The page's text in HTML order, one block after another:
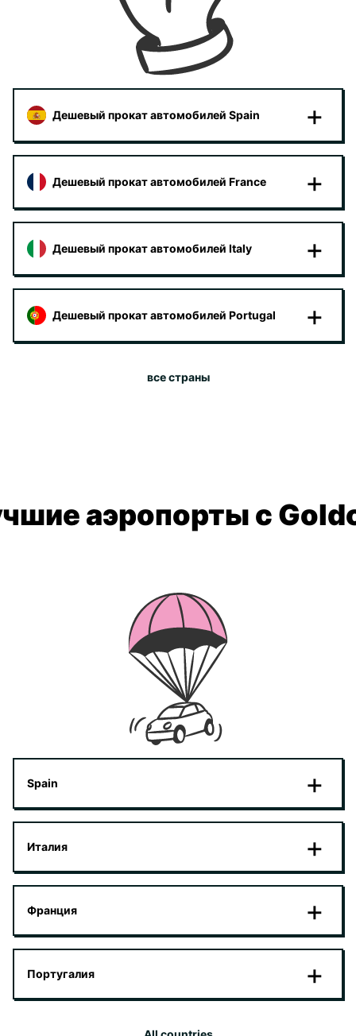
Дешевый прокат автомобилей Spain
Дешевый прокат автомобилей France
Дешевый прокат автомобилей Italy
Дешевый прокат автомобилей Portugal
все страны
аэропорты с
Spain
Италия
Франция
Португалия